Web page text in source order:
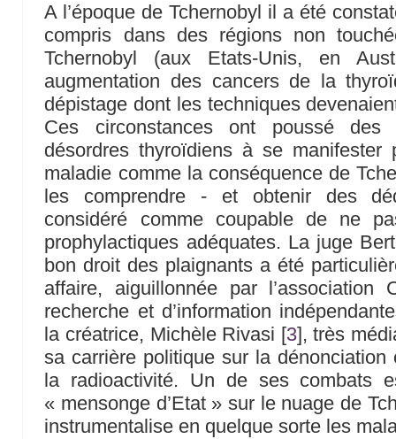
A l’époque de Tchernobyl il a été
compris dans des régions non
Tchernobyl (aux Etats-Unis, en
augmentation des cancers de la
dépistage dont les techniques
Ces circonstances ont poussé des
désordres thyroïdiens à se manifester
maladie comme la conséquence de
les comprendre - et obtenir des
considéré comme coupable de ne
prophylactiques adéquates. La juge
bon droit des plaignants a été
affaire, aiguillonnée par l’association
recherche et d’information
la créatrice, Michèle Rivasi [3] , très
sa carrière politique sur la
la radioactivité. Un de ses combats
« mensonge d’Etat » sur le nuage de
instrumentalise en quelque sorte les